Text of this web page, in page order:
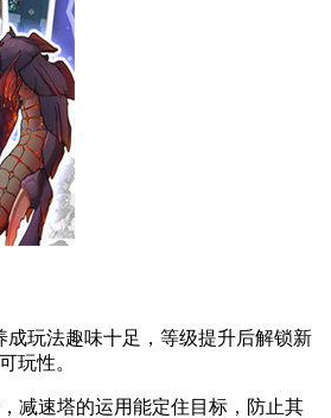
成玩法趣味十足，等级提升后解锁新
玩性。
减速塔的运用能定住目标，防止其